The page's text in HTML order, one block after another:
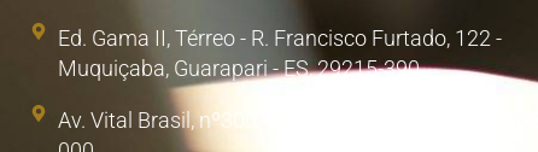
Ed. Gama II, Térreo - R. Francisco Furtado, 122 -
Muquiçaba, Guarapari - ES, 29215-390
Av. Vital Brasil, nº300, Sala 1. Poá, São Paulo/SP.